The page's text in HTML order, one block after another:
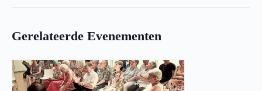
Gerelateerde Evenementen